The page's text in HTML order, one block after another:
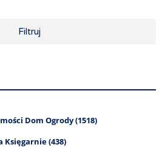
Filtruj
Dom Ogrody (1518)
(438)